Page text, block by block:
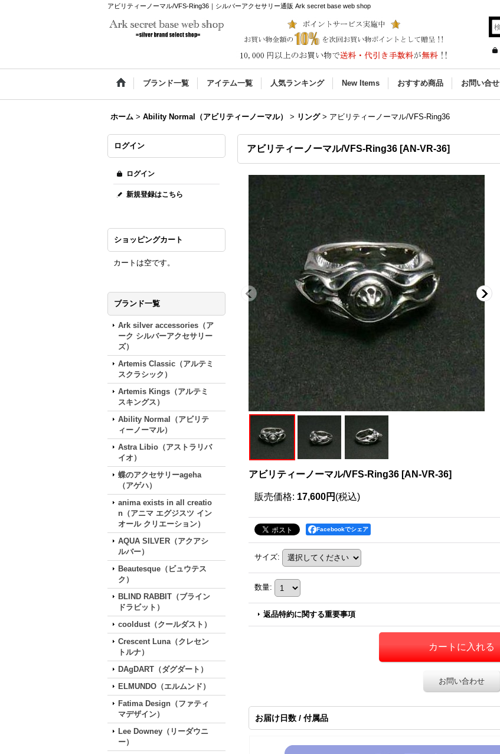
アビリティーノーマル/VFS-Ring36｜シルバーアクセサリー通販 Ark secret base web shop
ブランド一覧 アイテム一覧 人気ランキング New Items おすすめ商品 お問い合せ
ホーム > Ability Normal（アビリティーノーマル） > リング > アビリティーノーマル/VFS-Ring36
ログイン
ログイン
新規登録はこちら
ショッピングカート
カートは空です。
ブランド一覧
Ark silver accessories（ア
ーク シルバーアクセサリー
ズ）
Artemis Classic（アルテミ
スクラシック）
Artemis Kings（アルテミ
スキングス）
Ability Normal（アビリテ
ィーノーマル）
Astra Libio（アストラリバ
イオ）
蝶のアクセサリーageha
（アゲハ）
anima exists in all creatio
n（アニマ エグジスツ イン
オール クリエーション）
AQUA SILVER（アクアシ
ルバー）
Beautesque（ビュウテス
ク）
BLIND RABBIT（ブライン
ドラビット）
cooldust（クールダスト）
Crescent Luna（クレセン
トルナ）
DAgDART（ダグダート）
ELMUNDO（エルムンド）
Fatima Design（ファティ
マデザイン）
Lee Downey（リーダウニ
ー）
アビリティーノーマル/VFS-Ring36 [AN-VR-36]
アビリティーノーマル/VFS-Ring36 [AN-VR-36]
販売価格: 17,600円 (税込)
Facebookでシェア
サイズ:
数量:
返品特約に関する重要事項
お問い合わせ
お届け日数 / 付属品